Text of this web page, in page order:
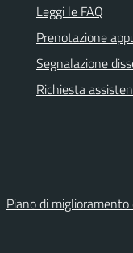
Leggi le FAQ
Prenotazione
Segnalazione
Richiesta
Piano di